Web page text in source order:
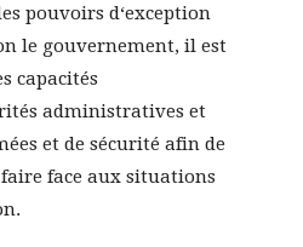
pouvoirs d‘exception
le gouvernement, il est
capacités
administratives et
et de sécurité afin de
face aux situations